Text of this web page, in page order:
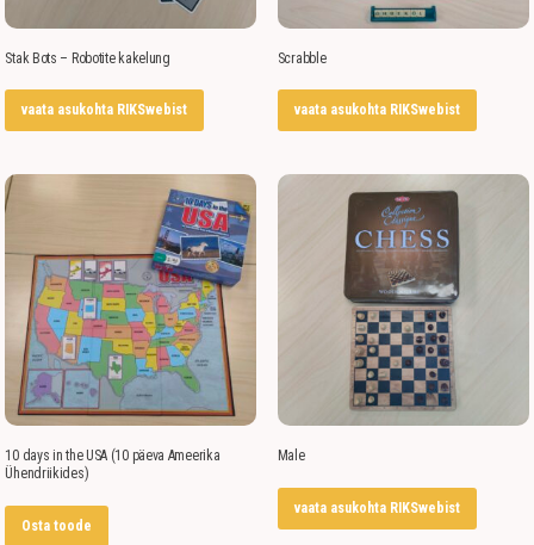
Stak Bots – Robotite kakelung
vaata asukohta RIKSwebist
Scrabble
vaata asukohta RIKSwebist
10 days in the USA (10 päeva Ameerika
Ühendriikides)
Osta toode
Male
vaata asukohta RIKSwebist